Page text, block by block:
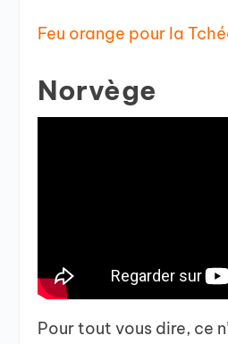
Feu orange pour la
Norvège
Pour tout vous dire, ce